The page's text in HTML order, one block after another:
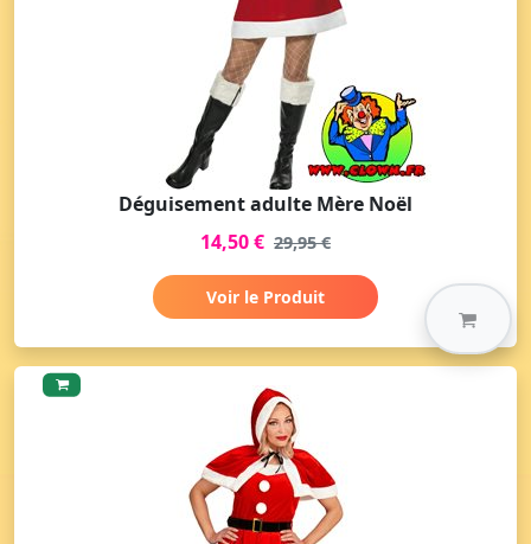
Déguisement adulte Mère Noël
14,50 € 29,95 €
Voir le Produit